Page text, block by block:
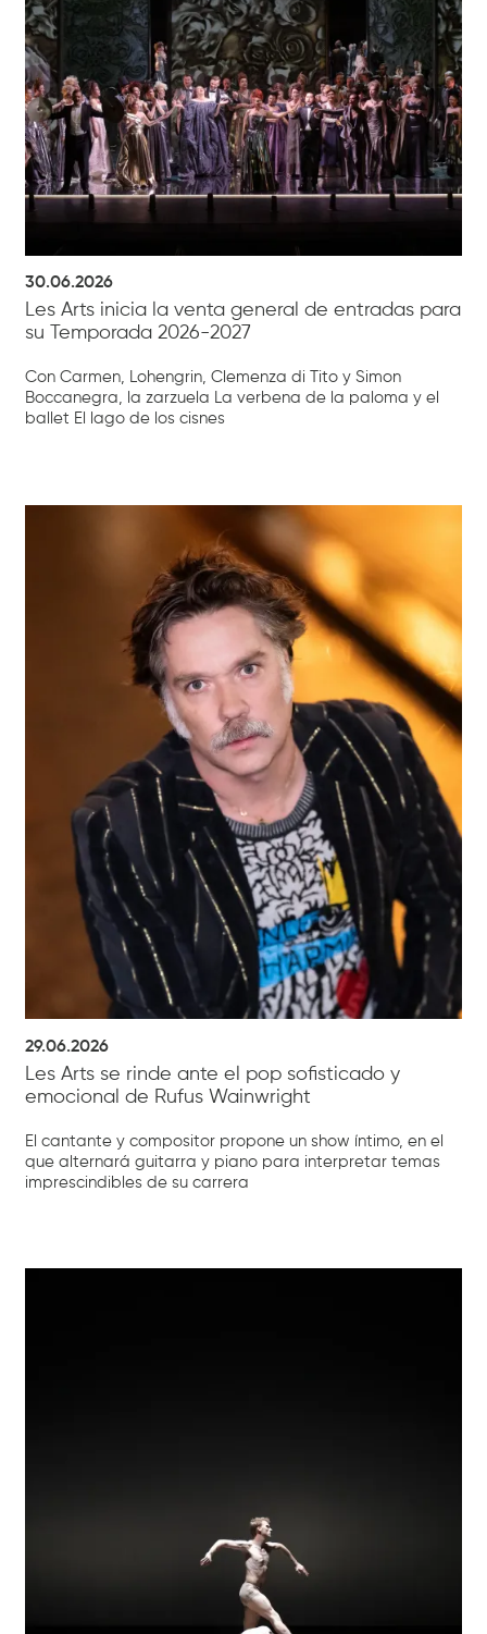
30.06.2026
Les Arts inicia la venta general de entradas para
su Temporada 2026-2027
Con Carmen, Lohengrin, Clemenza di Tito y Simon
Boccanegra, la zarzuela La verbena de la paloma y el
ballet El lago de los cisnes
29.06.2026
Les Arts se rinde ante el pop sofisticado y
emocional de Rufus Wainwright
El cantante y compositor propone un show íntimo, en el
que alternará guitarra y piano para interpretar temas
imprescindibles de su carrera